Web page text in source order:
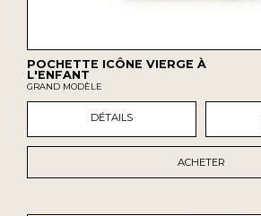
POCHETTE ICÔNE VIERGE À
L'ENFANT
GRAND MODÈLE
DÉTAILS
ACHETER